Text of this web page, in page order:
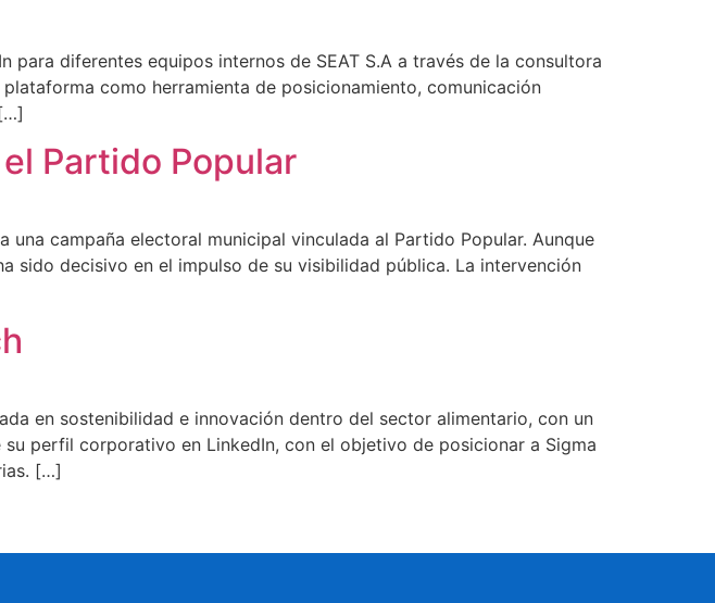
diferentes equipos internos de SEAT S.A a través de la consultora
como herramienta de posicionamiento, comunicación
Partido Popular
campaña electoral municipal vinculada al Partido Popular. Aunque
sido decisivo en el impulso de su visibilidad pública. La intervención
en sostenibilidad e innovación dentro del sector alimentario, con un
perfil corporativo en LinkedIn, con el objetivo de posicionar a Sigma
[…]